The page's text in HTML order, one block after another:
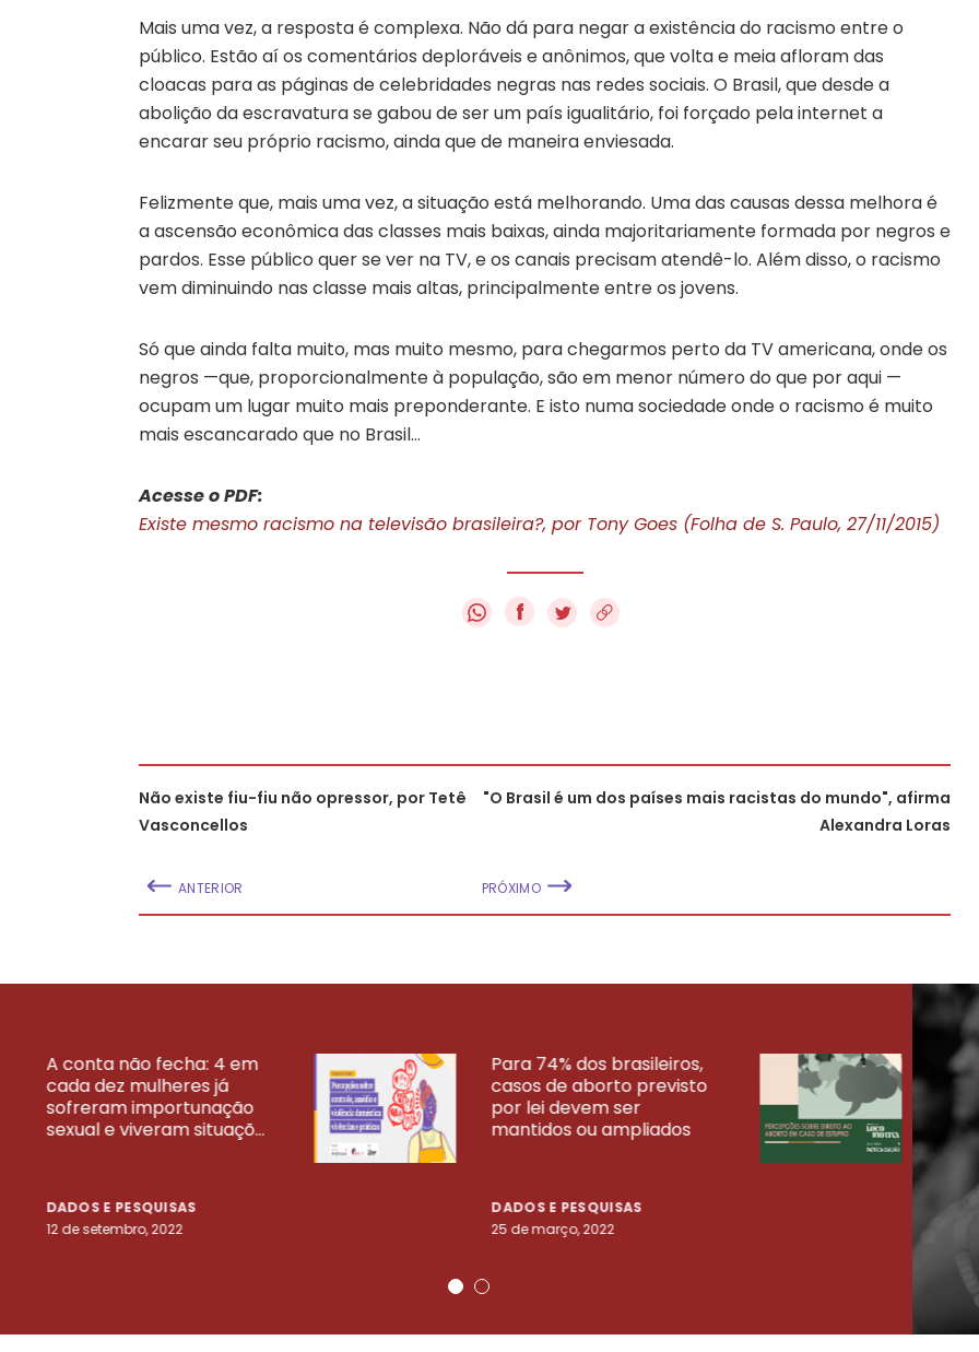
Mais uma vez, a resposta é complexa. Não dá para negar a existência do racismo entre o
público. Estão aí os comentários deploráveis e anônimos, que volta e meia afloram das
cloacas para as páginas de celebridades negras nas redes sociais. O Brasil, que desde a
abolição da escravatura se gabou de ser um país igualitário, foi forçado pela internet a
encarar seu próprio racismo, ainda que de maneira enviesada.
Felizmente que, mais uma vez, a situação está melhorando. Uma das causas dessa melhora é
a ascensão econômica das classes mais baixas, ainda majoritariamente formada por negros e
pardos. Esse público quer se ver na TV, e os canais precisam atendê-lo. Além disso, o racismo
vem diminuindo nas classe mais altas, principalmente entre os jovens.
Só que ainda falta muito, mas muito mesmo, para chegarmos perto da TV americana, onde os
negros —que, proporcionalmente à população, são em menor número do que por aqui —
ocupam um lugar muito mais preponderante. E isto numa sociedade onde o racismo é muito
mais escancarado que no Brasil…
Acesse o PDF:
Existe mesmo racismo na televisão brasileira?, por Tony Goes (Folha de S. Paulo, 27/11/2015)
f
Não existe fiu-fiu não opressor, por Tetê
Vasconcellos
ANTERIOR
"O Brasil é um dos países mais racistas do mundo", afirma
Alexandra Loras
PRÓXIMO
A conta não fecha: 4 em
cada dez mulheres já
sofreram importunação
sexual e viveram situaçõ...
DADOS E PESQUISAS
12 de setembro, 2022
Para 74% dos brasileiros,
casos de aborto previsto
por lei devem ser
mantidos ou ampliados
DADOS E PESQUISAS
25 de março, 2022
23
VEJA MAIS PESQUISAS